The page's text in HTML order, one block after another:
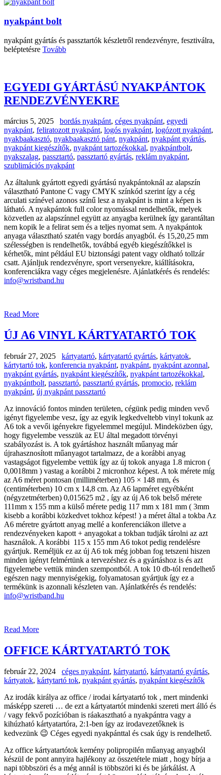
nyakpánt bolt
nyakpánt gyártás és passztartók készletről rendezvényre, fesztiválra,
beléptetésre Tovább
EGYEDI GYÁRTÁSÚ NYAKPÁNTOK
RENDEZVÉNYEKRE
március 5, 2025 bordás nyakpánt, céges nyakpánt, egyedi
nyakpánt, feliratozott nyakpánt, logós nyakpánt, logózott nyakpánt,
nyakbaakasztó, nyakbaakasztó pánt, nyakpánt, nyakpánt gyártás,
nyakpánt kiegészítők, nyakpánt tartozékokkal, nyakpántbolt,
nyakszalag, passztartó, passztartó gyártás, reklám nyakpánt,
szublimációs nyakpánt
Az általunk gyártott egyedi gyártású nyakpántoknál az alapszín
választható Pantone C vagy CMYK színkód szerint így a cég
arculati színével azonos színű lesz a nyakpánt is mint a képen is
látható. A nyakpántok full color nyomással rendelhetők, melyek
közvetlen az alapszínnel együtt az anyagba kerülnek így garantáltan
nem kopik le a felirat sem és a teljes nyomat sem. A nyakpántok
anyaga választható szatén vagy bordás anyagból. és 15,20,25 mm
szélességben is rendelhetők, továbbá egyéb kiegészítőkkel is
kérhetők, mint például EU biztonsági patent vagy oldható tollzár
csatt. Ajánljuk rendezvényre, sport versenyekre, kiállításokra,
konferenciákra vagy céges megjelenésre. Ajánlatkérés és rendelés:
info@wristband.hu
Read More
ÚJ A6 VINYL KÁRTYATARTÓ TOK
február 27, 2025 kártyatartó, kártyatartó gyártás, kártyatok,
kártytartó tok, konferencia nyakpánt, nyakpánt, nyakpánt azonnal,
nyakpánt gyártás, nyakpánt kiegészítők, nyakpánt tartozékokkal,
nyakpántbolt, passztartó, passztartó gyártás, promocio, reklám
nyakpánt, új nyakpánt passztartó
Az innováció fontos minden területen, cégünk pedig minden vevő
igényt figyelembe vesz, így az egyik legkedveltebb vinyl tokunk az
A6 tok a vevői igényekre figyelemmel megújul. Mindeközben úgy,
hogy figyelembe vesszük az EU által megadott törvényi
szabályozást is. A tok gyártáshoz használt műanyag már
újrahasznosított műanyagot tartalmazz, de a korábbi anyag
vastagságot figyelembe vettük így az új tokok anyaga 1.8 micron (
0,0018mm ) vastag a korábbi 2 micronhoz képest. A tok mérete míg
az A6 méret pontosan (milliméterben) 105 × 148 mm, és
(centiméterben) 10 cm x 14,8 cm. Az A6 lapméret egyébként
(négyzetméterben) 0,015625 m2 , így az új A6 tok belső mérete
111mm x 155 mm a külső mérete pedig 117 mm x 181 mm ( 3mm
kisebb a korábbi közkedvet tokhoz képest! ) a méret által a tokba Az
A6 méretre gyártott anyag mellé a konferenciákon illetve a
rendezvényeken kapott + anyagokat a tokban tudják tárolni az azt
használok. A korábbi 115 x 155 mm A6 tokot pedig rendelésre
gyártjuk. Reméljük ez az új A6 tok még jobban fog tetszeni hiszen
minden igényt felmértünk a tervezéshez és a gyártáshoz is és azt
figyelemebe vettük minden szempontból. A tok 10 db-tól rendelhető
egészen nagy mennyiségekig, folyamatosan gyártjuk így ez a
termékünk is azonnali készleten van. Ajánlatkérés és rendelés:
info@wristband.hu
Read More
OFFICE KÁRTYATARTÓ TOK
február 22, 2024 céges nyakpánt, kártyatartó, kártyatartó gyártás,
kártyatok, kártytartó tok, nyakpánt gyártás, nyakpánt kiegészítők
Az irodák királya az office / irodai kártyatartó tok , mert mindenki
másképp szereti … de ezt a kártyatartót mindenki szereti mert álló és
/ vagy fekvő pozícióban is ráakasztható a nyakpántra vagy a
kihúzható kártyatartóra, 2:1-ben így az irodavezetőknek is
kedvezünk 😉 Céges egyedi nyakpánttal és csak úgy is rendelhető.
Az office kártyatartótok kemény polipropilén műanyag anyagból
készül de pont annyira hajlékony az összetétele miatt , hogy bírja a
napi többszöri és a még annál is többszöri ki és be járkálást. A